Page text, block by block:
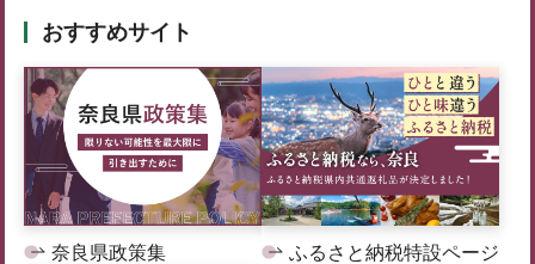
おすすめサイト
奈良県政策集 ふるさと納税特設ページ